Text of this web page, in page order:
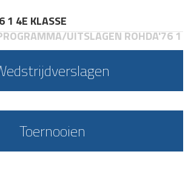
1 4E KLASSE
UITSLAGEN ROHDA'76 1
Toernooien